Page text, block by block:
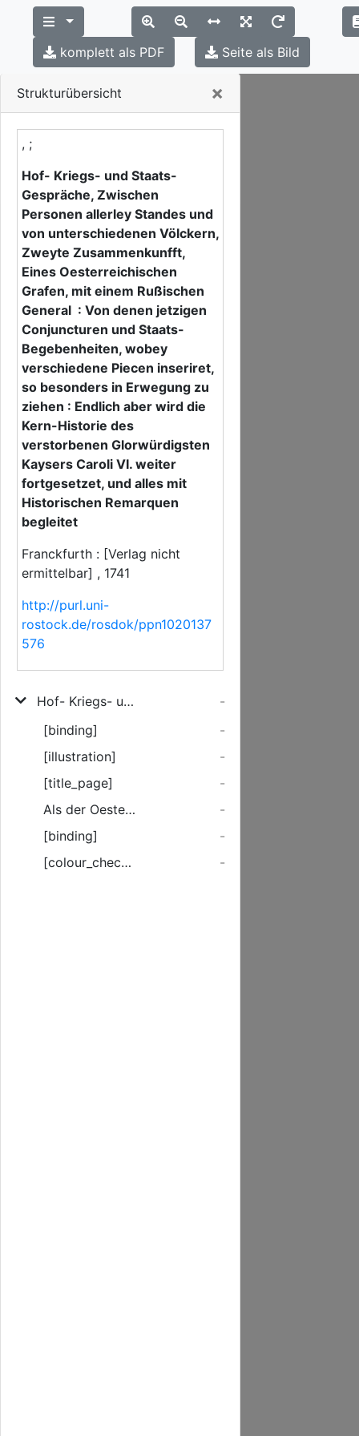
Strukturübersicht ×
, ;
Hof- Kriegs- und Staats-
Gespräche, Zwischen
Personen allerley Standes und
von unterschiedenen Völckern,
Zweyte Zusammenkunfft,
Eines Oesterreichischen
Grafen, mit einem Rußischen
General : Von denen jetzigen
Conjuncturen und Staats-
Begebenheiten, wobey
verschiedene Piecen inseriret,
so besonders in Erwegung zu
ziehen : Endlich aber wird die
Kern-Historie des
verstorbenen Glorwürdigsten
Kaysers Caroli VI. weiter
fortgesetzet, und alles mit
Historischen Remarquen
begleitet
Franckfurth : [Verlag nicht
ermittelbar] , 1741
http://purl.uni-
rostock.de/rosdok/ppn1020137
576
Hof- Kriegs- und Staats-Gespräche, Zwischen Personen allerley Standes und von unterschiedenen Völckern, Zweyte Zusammenkunfft, Eines Oesterreichischen Grafen, mit einem Rußischen General
-
[binding]
-
[illustration]
-
[title_page]
-
Als der Oesterreichische Graf, und der Rußische General, ihrer genommenen Abrede nach, zur zweyten Haupt-Conversation schritten, hatte der Graf unterschiedene, theils gedruckte, theils geschriebene, Sachen bey der Hand, die ...
-
[binding]
-
[colour_checker]
-
komplett als PDF Seite als Bild